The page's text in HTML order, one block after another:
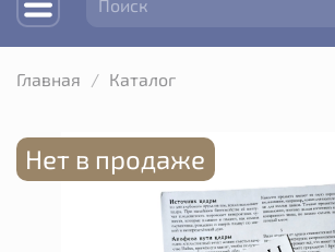
Главная Каталог
Нет в продаже